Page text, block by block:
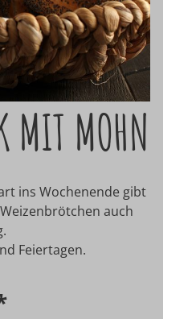
MIT MOHN
ins Wochenende gibt
auch
Feiertagen.